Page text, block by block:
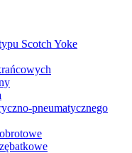
Scotch Yoke
pneumatycznego